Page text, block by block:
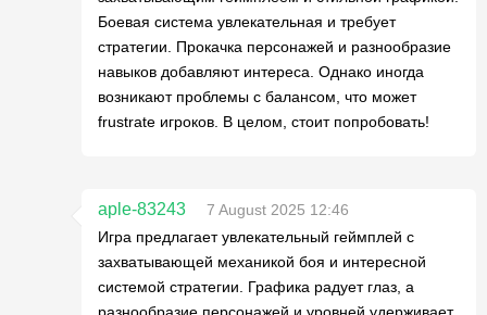
Боевая система увлекательная и требует
стратегии. Прокачка персонажей и разнообразие
навыков добавляют интереса. Однако иногда
возникают проблемы с балансом, что может
frustrate игроков. В целом, стоит попробовать!
aple-83243
7 August 2025 12:46
Игра предлагает увлекательный геймплей с
захватывающей механикой боя и интересной
системой стратегии. Графика радует глаз, а